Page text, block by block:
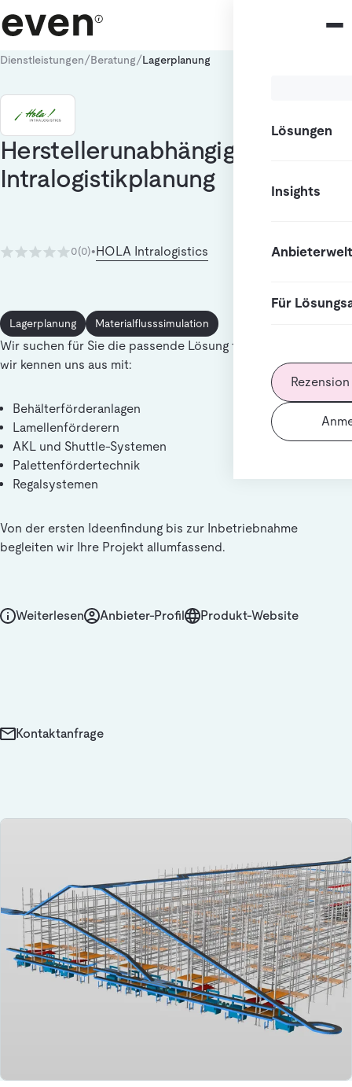
Lösungen
Insights
Anbieterwelt
Für
Dienstleistungen/Beratung/Lagerplanung
Herstellerunabhängige
Intralogistikplanung
0(0)•HOLA Intralogistics
Lagerplanung Materialflusssimulation
Wir suchen für Sie die passende Lösung für Ihrer Ansprüche,
wir kennen uns aus mit:
Behälterförderanlagen
Lamellenförderern
AKL und Shuttle-Systemen
Palettenfördertechnik
Regalsystemen
Von der ersten Ideenfindung bis zur Inbetriebnahme
begleiten wir Ihre Projekt allumfassend.
Weiterlesen Anbieter-Profil Produkt-Website
Kontaktanfrage